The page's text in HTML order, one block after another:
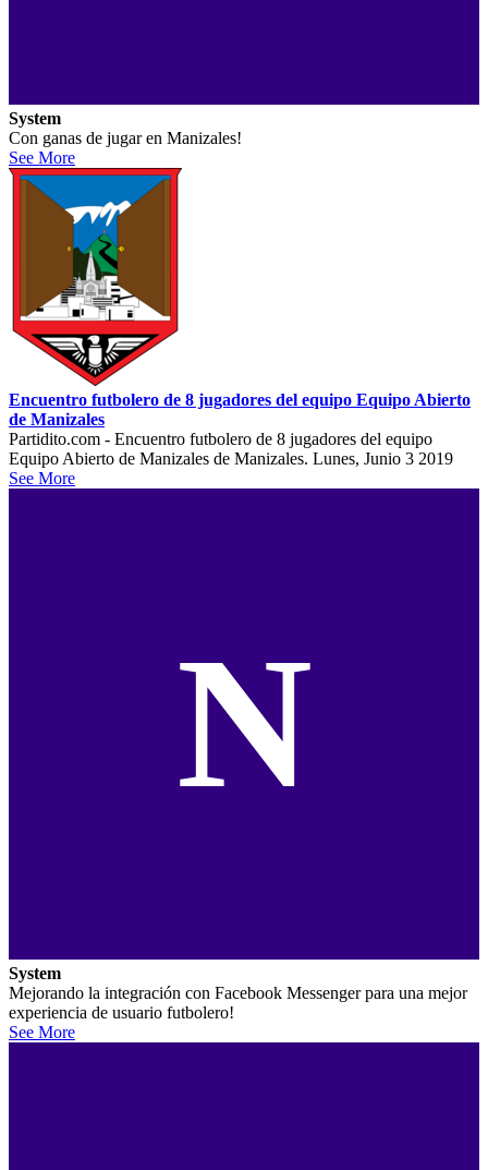
System
Con ganas de jugar en Manizales!
See More
Encuentro futbolero de 8 jugadores del equipo Equipo Abierto
de Manizales
Partidito.com - Encuentro futbolero de 8 jugadores del equipo
Equipo Abierto de Manizales de Manizales. Lunes, Junio 3 2019
See More
N
System
Mejorando la integración con Facebook Messenger para una mejor
experiencia de usuario futbolero!
See More